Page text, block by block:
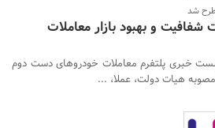
و بهبود بازار معاملات
خبری پلتفرم معاملات خودروهای دست دوم
مصوبه هیات دولت، عملا، ...